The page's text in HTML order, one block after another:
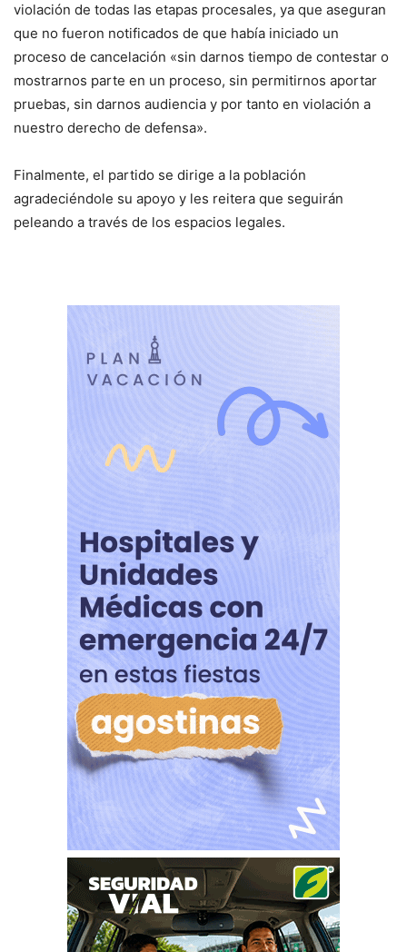
violación de todas las etapas procesales, ya que aseguran
que no fueron notificados de que había iniciado un
proceso de cancelación «sin darnos tiempo de contestar o
mostrarnos parte en un proceso, sin permitirnos aportar
pruebas, sin darnos audiencia y por tanto en violación a
nuestro derecho de defensa».
Finalmente, el partido se dirige a la población
agradeciéndole su apoyo y les reitera que seguirán
peleando a través de los espacios legales.